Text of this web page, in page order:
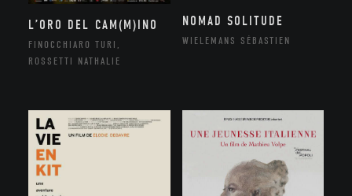
L’ORO DEL CAM(M)INO
FINOCCHIARO TURI,
ROSSETTI NATHALIE
NOMAD SOLITUDE
WIELEMANS SÉBASTIEN